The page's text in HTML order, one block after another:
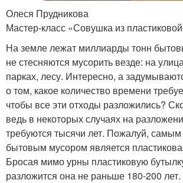
Олеся Прудникова
Мастер-класс «Совушка из
На земле лежат миллиарды тонн
не стесняются мусорить везде: на
парках, лесу. Интересно, а
о том, какое количество времени
чтобы все эти отходы разложились?
ведь в некоторых случаях на
требуются тысячи лет. Пожалуй,
бытовым мусором является
Бросая мимо урны пластиковую
разложится она не раньше 180-200 лет.